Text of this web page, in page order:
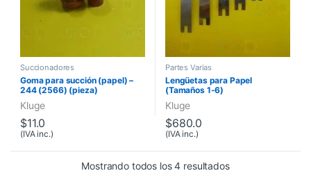
Succionadores
Goma para succión (papel) –
244 (2566) (pieza)
Kluge
$11.0
(IVA inc.)
Partes Varias
Lengüetas para Papel
(Tamaños 1-6)
Kluge
$680.0
(IVA inc.)
Mostrando todos los 4 resultados